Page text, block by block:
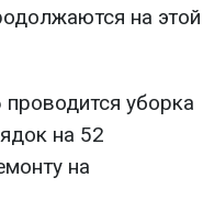
на этой
уборка
на 52
на